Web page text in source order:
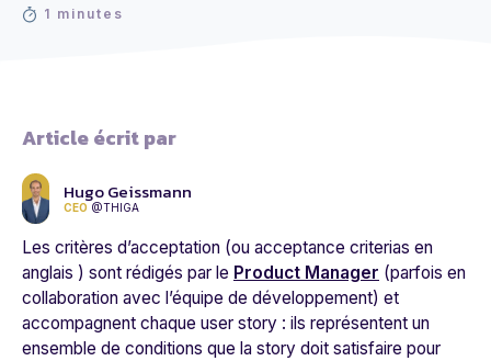
1 minutes
Article écrit par
Hugo Geissmann
CEO @THIGA
Les critères d’acceptation (ou acceptance criterias en
anglais ) sont rédigés par le Product Manager (parfois en
collaboration avec l’équipe de développement) et
accompagnent chaque user story : ils représentent un
ensemble de conditions que la story doit satisfaire pour